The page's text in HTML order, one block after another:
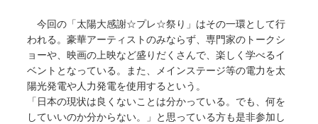
今回の「太陽大感謝☆プレ☆祭り」はその一環として行
われる。豪華アーティストのみならず、専門家のトークシ
ョーや、映画の上映など盛りだくさんで、楽しく学べるイ
ベントとなっている。また、メインステージ等の電力を太
陽光発電や人力発電を使用するという。
「日本の現状は良くないことは分かっている。でも、何を
していいのか分からない。」と思っている方も是非参加し